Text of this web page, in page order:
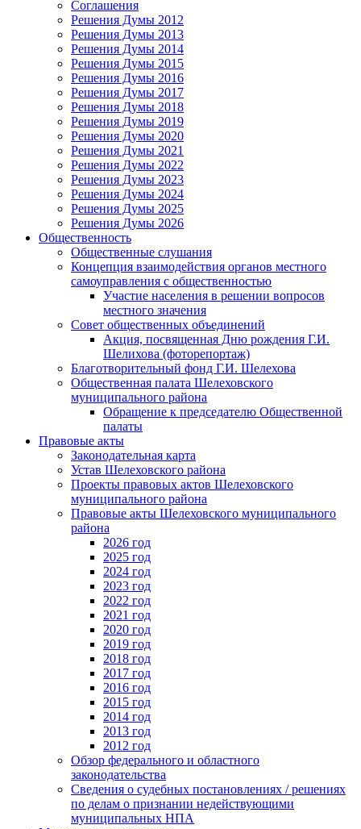
Соглашения
Решения Думы 2012
Решения Думы 2013
Решения Думы 2014
Решения Думы 2015
Решения Думы 2016
Решения Думы 2017
Решения Думы 2018
Решения Думы 2019
Решения Думы 2020
Решения Думы 2021
Решения Думы 2022
Решения Думы 2023
Решения Думы 2024
Решения Думы 2025
Решения Думы 2026
Общественность
Общественные слушания
Концепция взаимодействия органов местного
самоуправления с общественностью
Участие населения в решении вопросов
местного значения
Совет общественных объединений
Акция, посвященная Дню рождения Г.И.
Шелихова (фоторепортаж)
Благотворительный фонд Г.И. Шелехова
Общественная палата Шелеховского
муниципального района
Обращение к председателю Общественной
палаты
Правовые акты
Законодательная карта
Устав Шелеховского района
Проекты правовых актов Шелеховского
муниципального района
Правовые акты Шелеховского муниципального
района
2026 год
2025 год
2024 год
2023 год
2022 год
2021 год
2020 год
2019 год
2018 год
2017 год
2016 год
2015 год
2014 год
2013 год
2012 год
Обзор федерального и областного
законодательства
Сведения о судебных постановлениях / решениях
по делам о признании недействующими
муниципальных НПА